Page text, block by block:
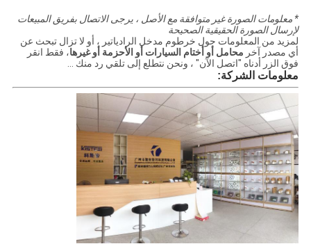
* معلومات الصورة غير متوافقة مع الأصل ، يرجى الاتصال بفريق المبيعات
لإرسال الصورة الحقيقية الصحيحة
لمزيد من المعلومات حول خرطوم مدخل الرادياتير ، أو لا تزال تبحث عن
أي مصدر آخر محامل أو أختام السيارات أو الأحزمة أو غيرها، فقط انقر
فوق الزر أدناه "اتصل الآن" ، ونحن نتطلع إلى تلقي رد منك ...
معلومات الشركة: